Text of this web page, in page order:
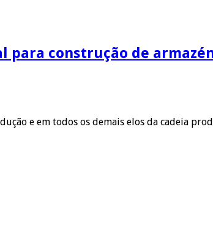
para construção de
e em todos os demais elos da cadeia